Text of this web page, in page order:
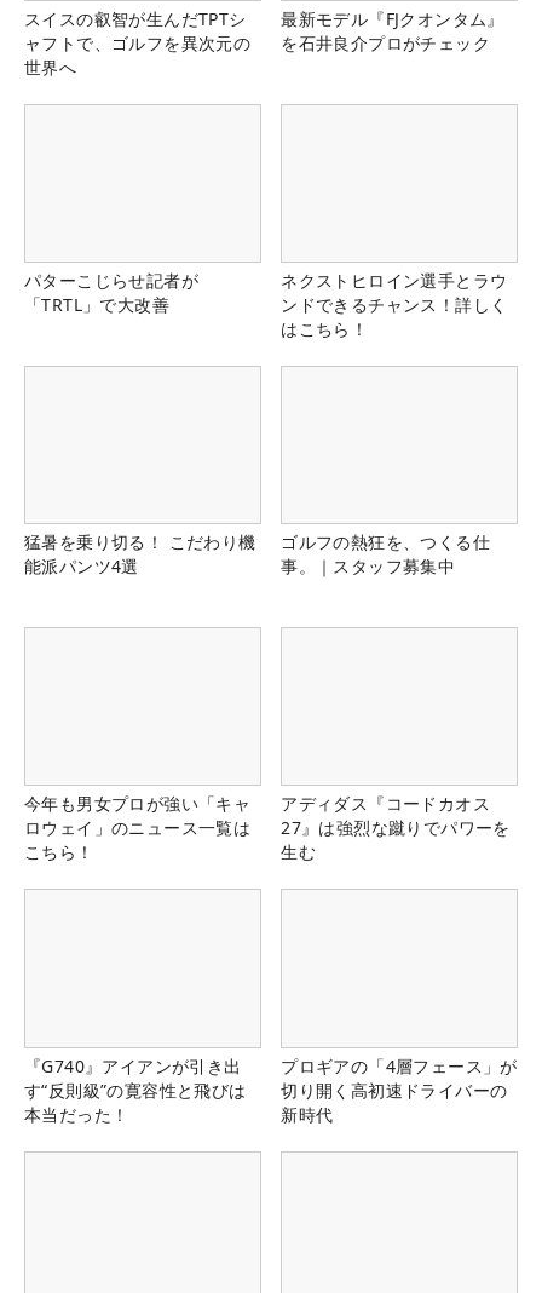
スイスの叡智が生んだTPTシ
ャフトで、ゴルフを異次元の
世界へ
最新モデル『FJクオンタム』
を石井良介プロがチェック
パターこじらせ記者が
「TRTL」で大改善
ネクストヒロイン選手とラウ
ンドできるチャンス！詳しく
はこちら！
猛暑を乗り切る！ こだわり機
能派パンツ4選
ゴルフの熱狂を、つくる仕
事。｜スタッフ募集中
今年も男女プロが強い「キャ
ロウェイ」のニュース一覧は
こちら！
アディダス『コードカオス
27』は強烈な蹴りでパワーを
生む
『G740』アイアンが引き出
す“反則級”の寛容性と飛びは
本当だった！
プロギアの「4層フェース」が
切り開く高初速ドライバーの
新時代